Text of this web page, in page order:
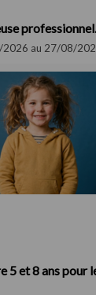
2026 au 27/08/
5 et 8 ans pour